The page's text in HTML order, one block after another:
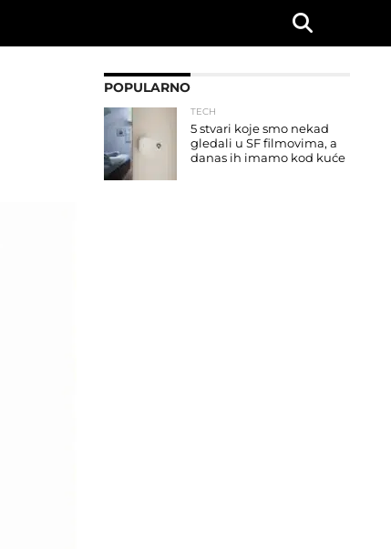
POPULARNO
TECH
5 stvari koje smo nekad
gledali u SF filmovima, a
danas ih imamo kod kuće